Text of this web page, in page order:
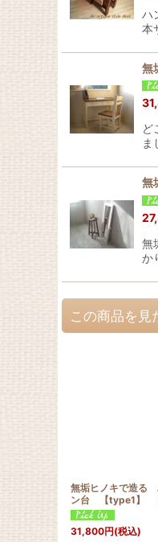
ハ
本
無
ど
無
無
か
この商品を見
無垢ヒノキで造
ン台 【type1】
31,800円(税込)